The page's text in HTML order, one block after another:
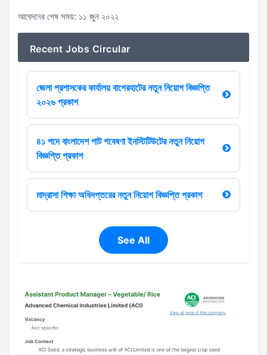
আবেদনের শেষ সময়: ১১ জুন ২০২২
Recent Jobs Circular
জেলা প্রশাসকের কার্যালয় বাগেরহাটের নতুন নিয়োগ বিজ্ঞপ্তি
২০২৬ প্রকাশ
৪১ পদে বাংলাদেশ পাট গবেষণা ইনস্টিটিউটের নতুন নিয়োগ
বিজ্ঞপ্তি প্রকাশ
মাদ্রাসা শিক্ষা অধিদপ্তরের নতুন নিয়োগ বিজ্ঞপ্তি প্রকাশ
See All